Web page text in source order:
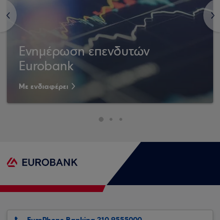
<
Ενημέρωση επενδυτών
Eurobank
Με ενδιαφέρει
>